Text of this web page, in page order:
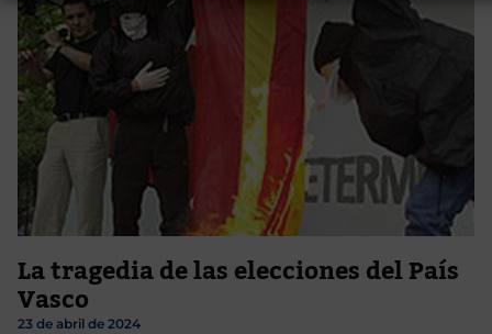
La tragedia de las elecciones del País
Vasco
23 de abril de 2024